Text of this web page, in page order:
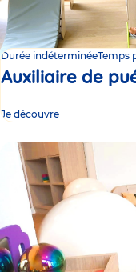
Durée indéterminéeTemps
Auxiliaire de
Je découvre